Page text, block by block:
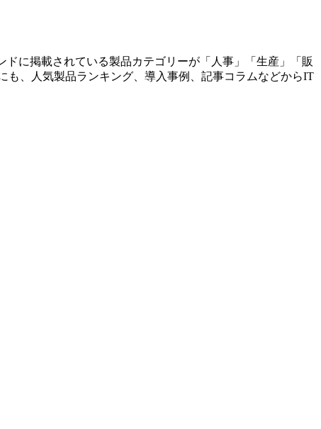
に掲載されている製品カテゴリーが「人事」「生産」「販
、人気製品ランキング、導入事例、記事コラムなどからIT